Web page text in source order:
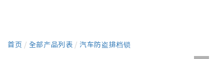
首页 / 全部产品列表 / 汽车防盗排档锁